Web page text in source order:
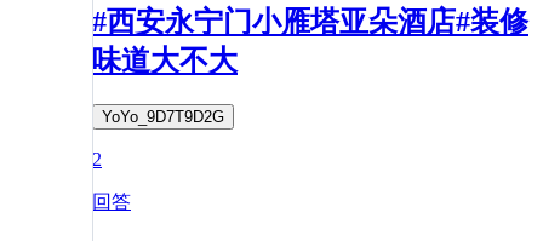
#西安永宁门小雁塔亚朵酒店#装修
味道大不大
YoYo_9D7T9D2G
2
回答